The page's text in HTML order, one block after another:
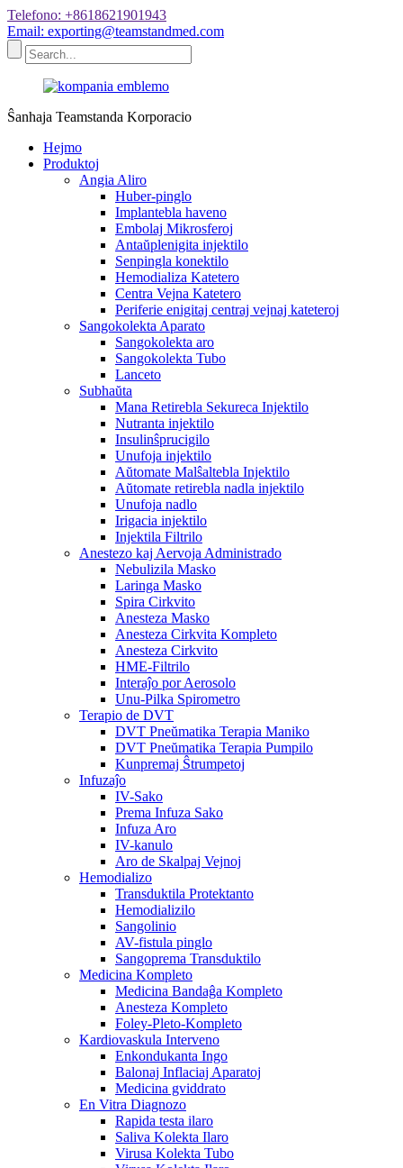
Telefono: +8618621901943
Email: exporting@teamstandmed.com
Ŝanhaja Teamstanda Korporacio
Hejmo
Produktoj
Angia Aliro
Huber-pinglo
Implantebla haveno
Embolaj Mikrosferoj
Antaŭplenigita injektilo
Senpingla konektilo
Hemodializa Katetero
Centra Vejna Katetero
Periferie enigitaj centraj vejnaj kateteroj
Sangokolekta Aparato
Sangokolekta aro
Sangokolekta Tubo
Lanceto
Subhaŭta
Mana Retirebla Sekureca Injektilo
Nutranta injektilo
Insulinŝprucigilo
Unufoja injektilo
Aŭtomate Malŝaltebla Injektilo
Aŭtomate retirebla nadla injektilo
Unufoja nadlo
Irigacia injektilo
Injektila Filtrilo
Anestezo kaj Aervoja Administrado
Nebulizila Masko
Laringa Masko
Spira Cirkvito
Anesteza Masko
Anesteza Cirkvita Kompleto
Anesteza Cirkvito
HME-Filtrilo
Interaĵo por Aerosolo
Unu-Pilka Spirometro
Terapio de DVT
DVT Pneŭmatika Terapia Maniko
DVT Pneŭmatika Terapia Pumpilo
Kunpremaj Ŝtrumpetoj
Infuzaĵo
IV-Sako
Prema Infuza Sako
Infuza Aro
IV-kanulo
Aro de Skalpaj Vejnoj
Hemodializo
Transduktila Protektanto
Hemodializilo
Sangolinio
AV-fistula pinglo
Sangoprema Transduktilo
Medicina Kompleto
Medicina Bandaĝa Kompleto
Anesteza Kompleto
Foley-Pleto-Kompleto
Kardiovaskula Interveno
Enkondukanta Ingo
Balonaj Inflaciaj Aparatoj
Medicina gviddrato
En Vitra Diagnozo
Rapida testa ilaro
Saliva Kolekta Ilaro
Virusa Kolekta Tubo